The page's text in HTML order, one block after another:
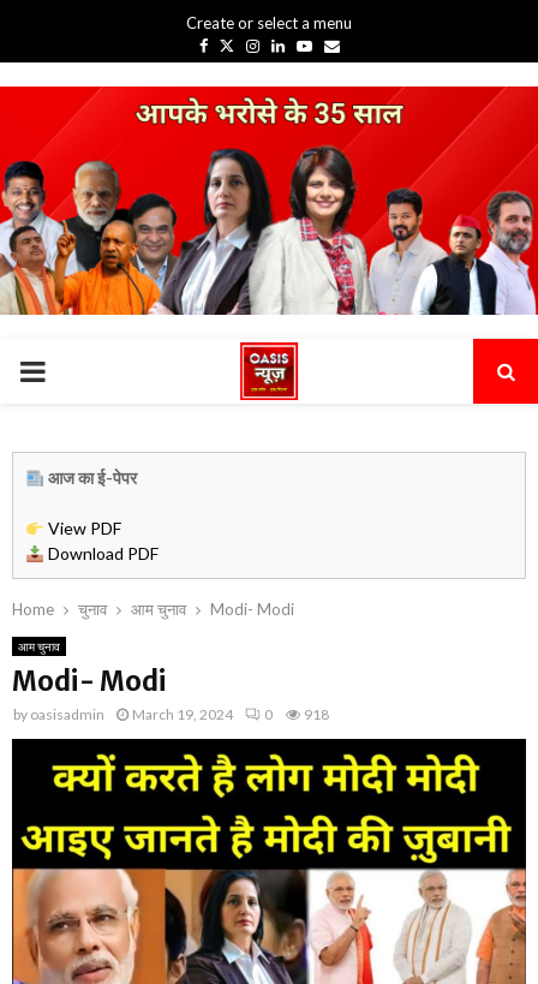
Create or select a menu
Facebook
TwitterInstagram
Linkedin
Youtube
Email
PRIMARY
Home चुनाव आम चुनाव Modi- Modi
आम चुनाव
Modi- Modi
by oasisadmin March 19, 2024 0 918
आज का ई-पेपर
View PDF
Download PDF